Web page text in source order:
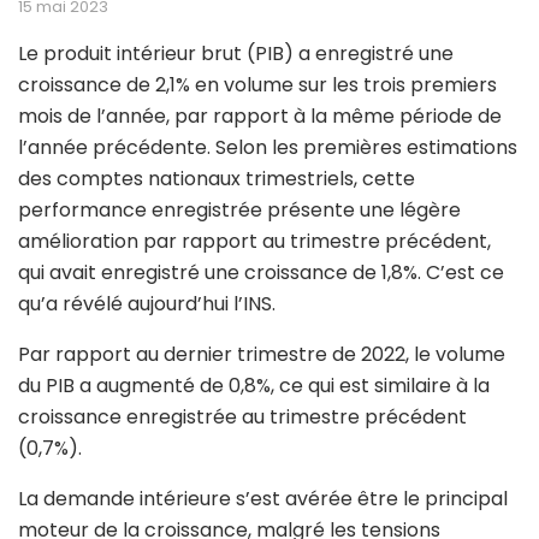
15 mai 2023
Le produit intérieur brut (PIB) a enregistré une
croissance de 2,1% en volume sur les trois premiers
mois de l’année, par rapport à la même période de
l’année précédente. Selon les premières estimations
des comptes nationaux trimestriels, cette
performance enregistrée présente une légère
amélioration par rapport au trimestre précédent,
qui avait enregistré une croissance de 1,8%. C’est ce
qu’a révélé aujourd’hui l’INS.
Par rapport au dernier trimestre de 2022, le volume
du PIB a augmenté de 0,8%, ce qui est similaire à la
croissance enregistrée au trimestre précédent
(0,7%).
La demande intérieure s’est avérée être le principal
moteur de la croissance, malgré les tensions